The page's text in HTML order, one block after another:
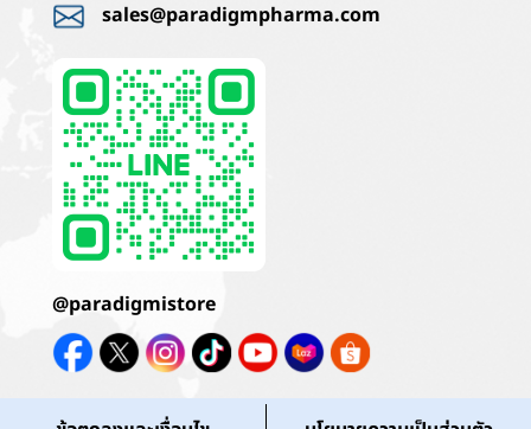
sales@paradigmpharma.com
@paradigmistore